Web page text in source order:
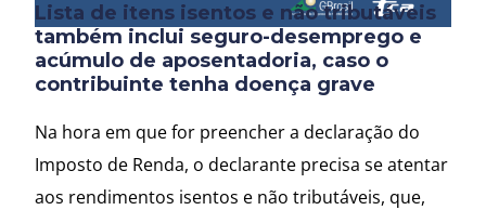
Lista de itens isentos e não tributáveis
também inclui seguro-desemprego e
acúmulo de aposentadoria, caso o
contribuinte tenha doença grave
Na hora em que for preencher a declaração do
Imposto de Renda, o declarante precisa se atentar
aos rendimentos isentos e não tributáveis, que,